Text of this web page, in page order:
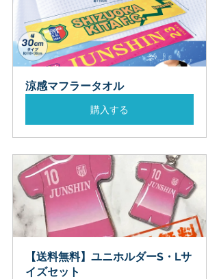
涼感マフラータオル
購入する
【送料無料】ユニホルダーS・Lサ
イズセット